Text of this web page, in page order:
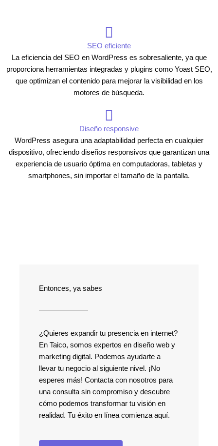
SEO eficiente
La eficiencia del SEO en WordPress es sobresaliente, ya que
proporciona herramientas integradas y plugins como Yoast SEO,
que optimizan el contenido para mejorar la visibilidad en los
motores de búsqueda.
Diseño responsive
WordPress asegura una adaptabilidad perfecta en cualquier
dispositivo, ofreciendo diseños responsivos que garantizan una
experiencia de usuario óptima en computadoras, tabletas y
smartphones, sin importar el tamaño de la pantalla.
Entonces, ya sabes
¿Quieres expandir tu presencia en internet?
En Taico, somos expertos en diseño web y
marketing digital. Podemos ayudarte a
llevar tu negocio al siguiente nivel. ¡No
esperes más! Contacta con nosotros para
una consulta sin compromiso y descubre
cómo podemos transformar tu visión en
realidad. Tu éxito en línea comienza aquí.